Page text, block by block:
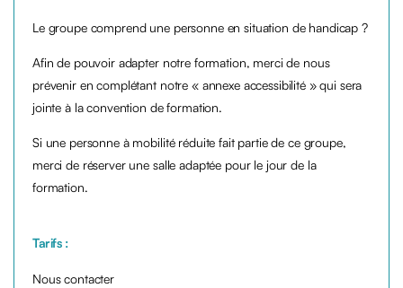
Le groupe comprend une personne en situation de handicap ?
Afin de pouvoir adapter notre formation, merci de nous
prévenir en complétant notre « annexe accessibilité » qui sera
jointe à la convention de formation.
Si une personne à mobilité réduite fait partie de ce groupe,
merci de réserver une salle adaptée pour le jour de la
formation.
Tarifs :
Nous contacter